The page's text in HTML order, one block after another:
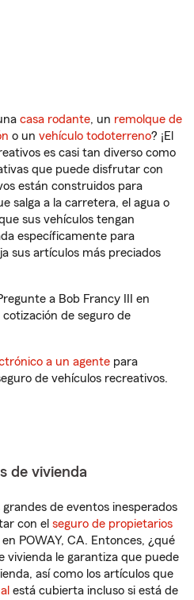
casa rodante, un remolque de
o un vehículo todoterreno? ¡El
es casi tan diverso como
que puede disfrutar con
están construidos para
salga a la carretera, el agua o
sus vehículos tengan
específicamente para
sus artículos más preciados
a Bob Francy III en
cotización de seguro de
a un agente para
de vehículos recreativos.
de vivienda
de eventos inesperados
con el seguro de propietarios
POWAY, CA. Entonces, ¿qué
vivienda le garantiza que puede
así como los artículos que
está cubierta incluso si está de